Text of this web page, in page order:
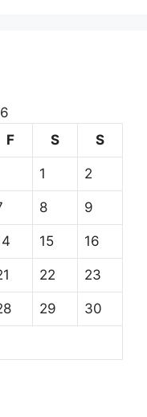
F S S
1 2
8 9
15 16
22 23
29 30